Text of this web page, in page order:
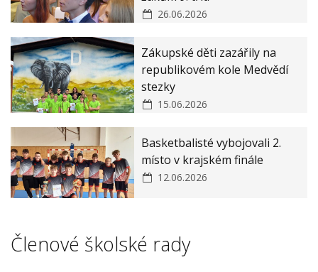
Zásady ochrany osobních údajů
Prohlášení o ochraně oznamovatelů
26.06.2026
Zákupské děti zazářily na
republikovém kole Medvědí
stezky
15.06.2026
Basketbalisté vybojovali 2.
místo v krajském finále
12.06.2026
Členové školské rady